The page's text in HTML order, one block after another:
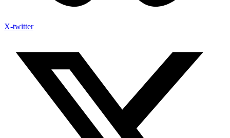
X-twitter